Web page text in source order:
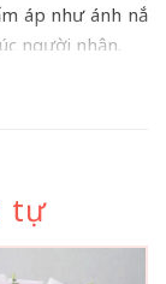
áp như ánh
người nhận.
quyện của
nên tổng thể
tự